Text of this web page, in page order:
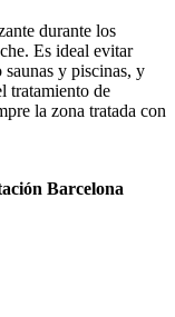
durante los
Es ideal evitar
saunas y piscinas, y
tratamiento de
la zona tratada con
Barcelona